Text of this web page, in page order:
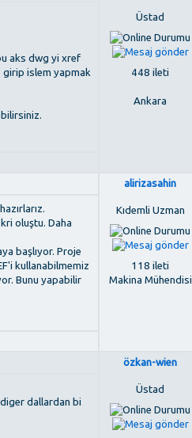
Üstad
448 ileti
Ankara
aks dwg yi xref
islem yapmak
alirizasahin
Kıdemli Uzman
118 ileti
Makina Mühendisi
oluştu. Daha
başlıyor. Proje
kullanabilmemiz
Bunu yapabilir
özkan-wien
Üstad
dallardan bi